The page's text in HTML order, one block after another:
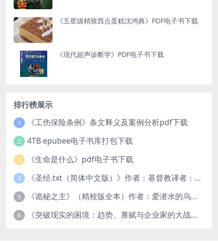
《五星级精致西点蛋糕沈鸿典》PDF电子书下载
《现代超声诊断学》PDF电子书下载
排行榜展示
1 《工伤保险条例》条文释义及案例分析pdf下载
2 4TB epubee电子书库打包下载
3 《生命是什么》pdf电子书下载
4 《圣经.txt（简体中文版）》作者：基督教译者：中国基督教协会
5 《诡秘之主》（精校版全本）作者：爱潜水的乌贼txt
6 《突破现实的困境：趋势、禀赋与企业家的大战略》pdf图书下载